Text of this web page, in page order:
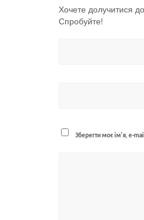
Хочете долучитися
Спробуйте!
Зберегти моє ім'я, e-